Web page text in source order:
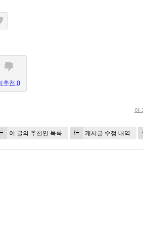
추천 0
이
이 글의 추천인 목록 게시글 수정 내역